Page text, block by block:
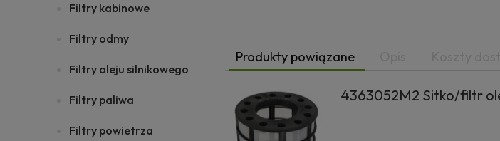
Filtry kabinowe
Filtry odmy
Filtry oleju silnikowego
Filtry paliwa
Filtry powietrza
Produkty powiązane
4363052M2 Sitko/filtr